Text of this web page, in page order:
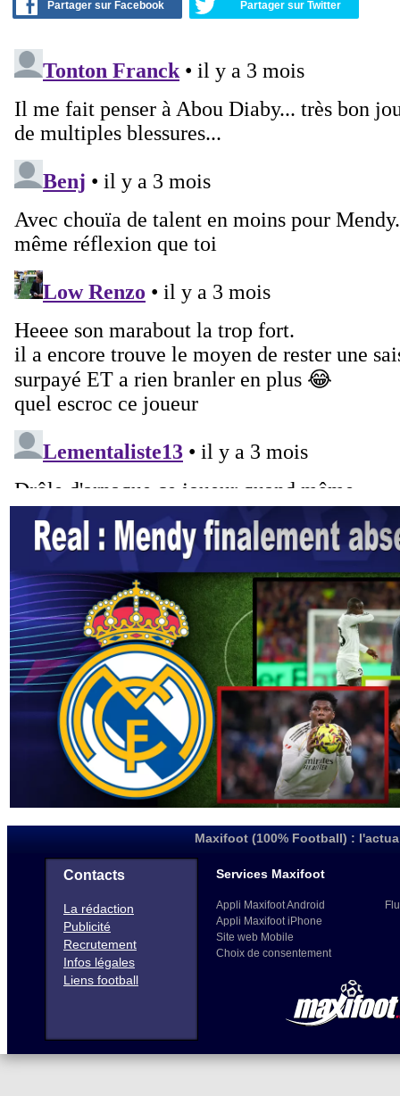
Partager sur Facebook Partager sur Twitter
Maxifoot (100% Football) :
Contacts
La rédaction
Publicité
Recrutement
Infos légales
Liens football
Services Maxifoot
Appli Maxifoot Android
Appli Maxifoot iPhone
Site web Mobile
Choix de consentement